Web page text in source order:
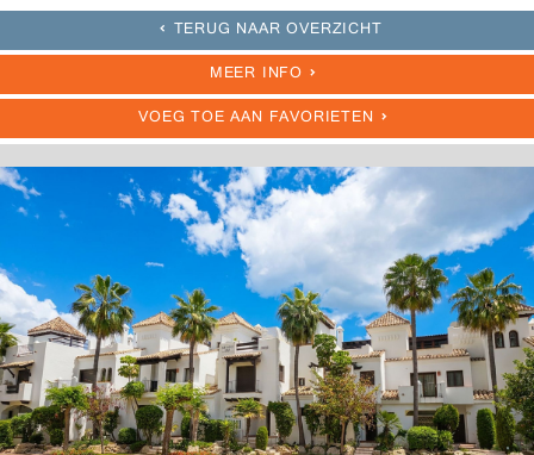
TERUG NAAR OVERZICHT
MEER INFO
VOEG TOE AAN FAVORIETEN